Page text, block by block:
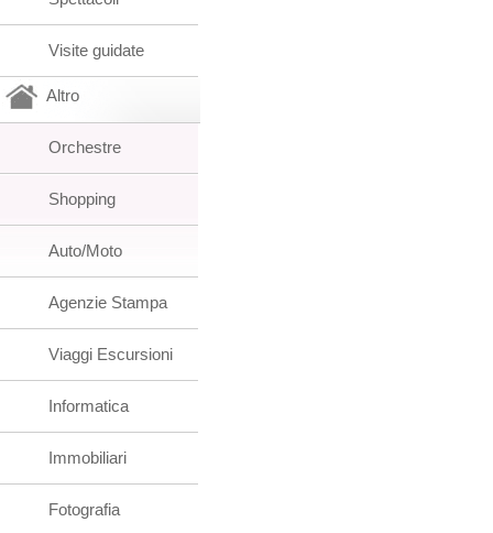
Visite guidate
Altro
Orchestre
Shopping
Auto/Moto
Agenzie Stampa
Viaggi Escursioni
Informatica
Immobiliari
Fotografia